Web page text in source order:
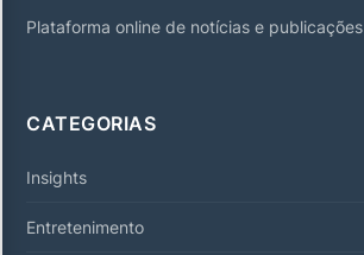
Plataforma online de notícias e publicações
CATEGORIAS
Insights
Entretenimento